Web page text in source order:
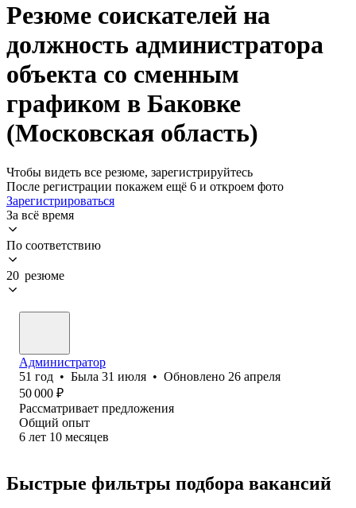
Резюме соискателей на
должность администратора
объекта со сменным
графиком в Баковке
(Московская область)
Чтобы видеть все резюме, зарегистрируйтесь
После регистрации покажем ещё 6 и откроем фото
Зарегистрироваться
За всё время
По соответствию
20 резюме
Администратор
51 год • Была 31 июля • Обновлено 26 апреля
50 000 ₽
Рассматривает предложения
Общий опыт
6 лет 10 месяцев
Быстрые фильтры подбора вакансий